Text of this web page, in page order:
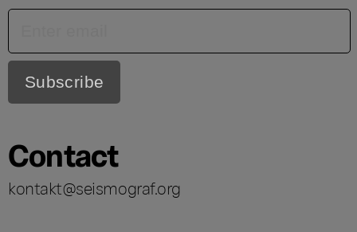
Contact
kontakt@seismograf.org